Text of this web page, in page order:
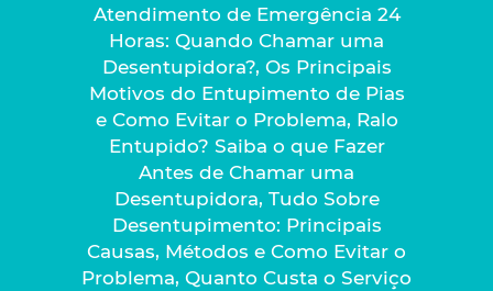
Atendimento de Emergência 24
Horas: Quando Chamar uma
Desentupidora?, Os Principais
Motivos do Entupimento de Pias
e Como Evitar o Problema, Ralo
Entupido? Saiba o que Fazer
Antes de Chamar uma
Desentupidora, Tudo Sobre
Desentupimento: Principais
Causas, Métodos e Como Evitar o
Problema, Quanto Custa o Serviço